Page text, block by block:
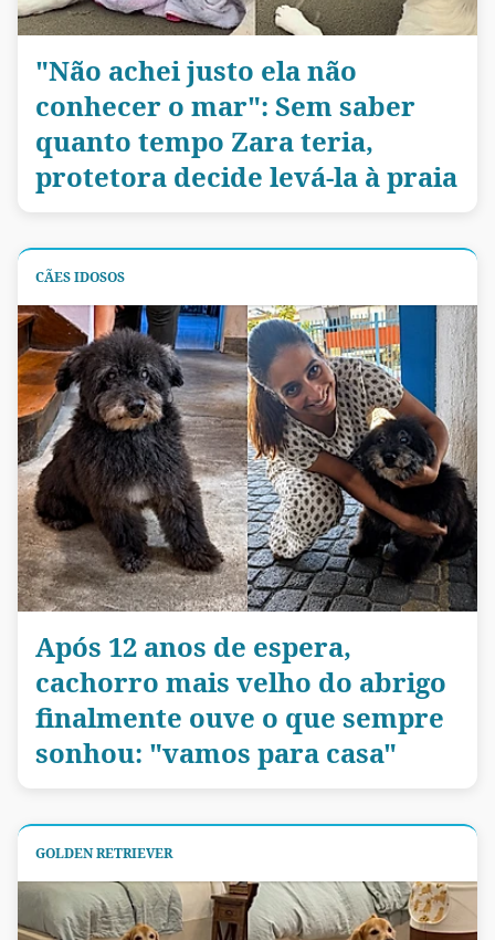
"Não achei justo ela não
conhecer o mar": Sem saber
quanto tempo Zara teria,
protetora decide levá-la à praia
CÃES IDOSOS
Após 12 anos de espera,
cachorro mais velho do abrigo
finalmente ouve o que sempre
sonhou: "vamos para casa"
GOLDEN RETRIEVER